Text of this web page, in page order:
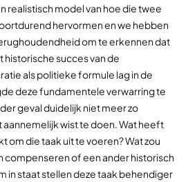
realistisch model van hoe die twee
hervormen en we hebben
om te erkennen dat
succes van de
als politieke formule lag in de
deze fundamentele verwarring te
geval duidelijk niet meer zo
wist te doen. Wat heeft
om die taak uit te voeren? Wat zou
compenseren of een ander historisch
in staat stellen deze taak behendiger